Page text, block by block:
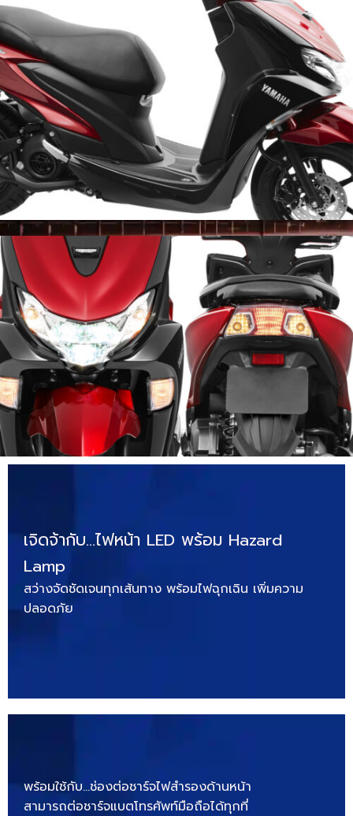
เจิดจ้ากับ…ไฟหน้า LED พร้อม Hazard
Lamp
สว่างจัดชัดเจนทุกเส้นทาง พร้อมไฟฉุกเฉิน เพิ่มความ
ปลอดภัย
พร้อมใช้กับ…ช่องต่อชาร์จไฟสำรองด้านหน้า
สามารถต่อชาร์จแบตโทรศัพท์มือถือได้ทุกที่